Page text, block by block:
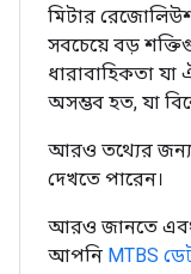
মিটার
সবচেয়ে বড়
ধারাবাহিকতা যা
অসম্ভব হত, যা
আরও তথ্যের
দেখতে পারেন।
আরও জানতে এবং
আপনি MTBS